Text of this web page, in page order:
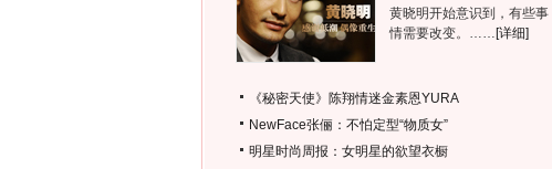
黄晓明开始意识到，有些事
情需要改变。…… [详细]
《秘密天使》陈翔情迷金素恩YURA
NewFace张俪：不怕定型“物质女”
明星时尚周报：女明星的欲望衣橱